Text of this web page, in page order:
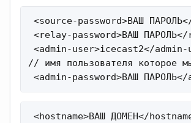
<source-password>ВАШ
<relay-password>ВАШ ПАРОЛЬ</
<admin-user>icecast2</admin-
// имя пользователя которое
<admin-password>ВАШ ПАРОЛЬ</
<hostname>ВАШ ДОМЕН</